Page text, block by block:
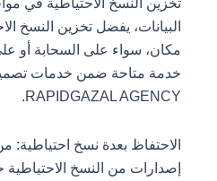
البيانات، يفضل تخزين النسخ
مكان، سواء على السحابة أو على
خدمة متاحة ضمن خدمات تصميم
RAPIDGAZAL AGENCY.
الاحتفاظ بعدة نسخ احتياطية: من
إصدارات من النسخ الاحتياطية